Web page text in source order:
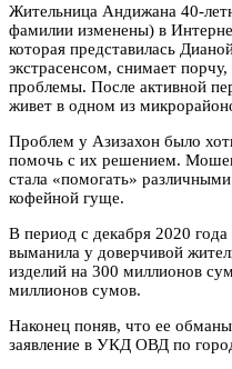
Жительница Андижана 40-
фамилии изменены) в
которая представилась
экстрасенсом, снимает
проблемы. После активной
живет в одном из
Проблем у Азизахон было
помочь с их решением.
стала «помогать»
кофейной гуще.
В период с декабря 2020
выманила у доверчивой
изделий на 300 миллионов
миллионов сумов.
Наконец поняв, что ее
заявление в УКД ОВД по